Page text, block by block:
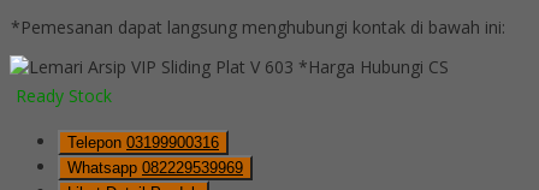
*Pemesanan dapat langsung menghubungi kontak di bawah ini:
*Harga Hubungi CS
Ready Stock
Telepon 03199900316
Whatsapp 082229539969